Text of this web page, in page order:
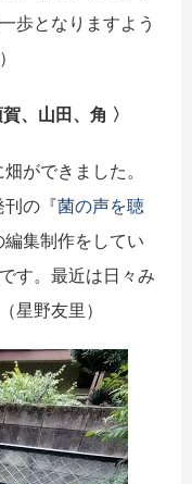
歩となりますよう
、山田、角 〉
ができました。
刊の『菌の声を聴
編集制作をしてい
す。最近は日々み
星野友里）